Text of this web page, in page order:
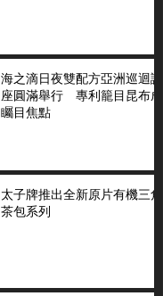
海之滴日夜雙配方亞洲巡迴講
座圓滿舉行 專利籠目昆布成
矚目焦點
太子牌推出全新原片有機三角
茶包系列